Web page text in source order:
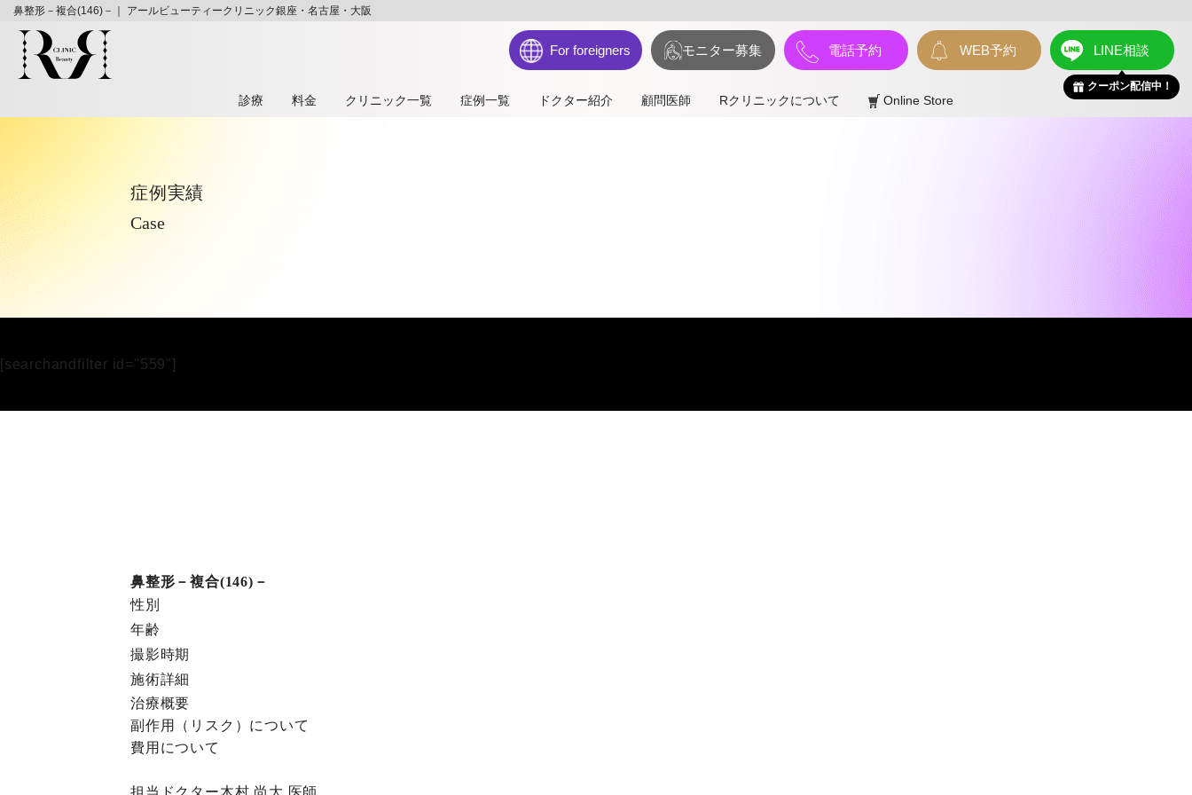
鼻整形－複合(146)－｜ アールビューティークリニック銀座・名古屋・大阪
For foreigners モニター募集 電話予約 WEB予約 LINE相談
クーポン配信中！
診療 料⾦ クリニック一覧 症例一覧 ドクター紹介 顧問医師 Rクリニックについて Online Store
症例実績
Case
[searchandfilter id="559"]
鼻整形－複合(146)－
性別
年齢
撮影時期
施術詳細
治療概要
副作⽤（リスク）について
費⽤について
担当ドクター木村 尚大 医師